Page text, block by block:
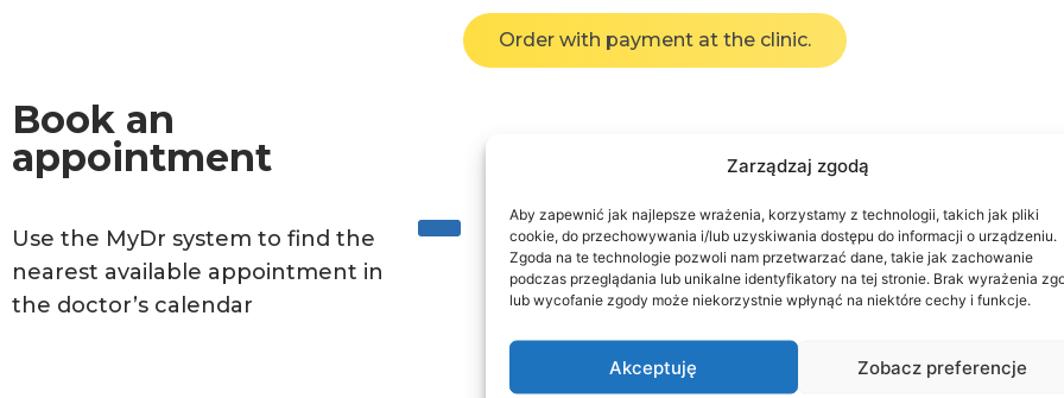
Zarządzaj zgodą
Aby zapewnić jak najlepsze wrażenia, korzystamy z technologii, takich jak pliki
cookie, do przechowywania i/lub uzyskiwania dostępu do informacji o urządzeniu.
Zgoda na te technologie pozwoli nam przetwarzać dane, takie jak zachowanie
podczas przeglądania lub unikalne identyfikatory na tej stronie. Brak wyrażenia
lub wycofanie zgody może niekorzystnie wpłynąć na niektóre cechy i funkcje.
Akceptuję Zobacz preferencje
Order with payment at the clinic.
Book an
appointment
Use the MyDr system to find the
nearest available appointment in
the doctor’s calendar